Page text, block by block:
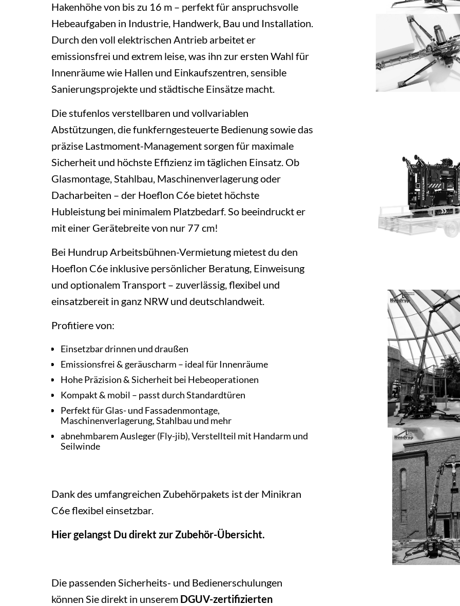
Hakenhöhe von bis zu 16 m – perfekt für anspruchsvolle
Hebeaufgaben in Industrie, Handwerk, Bau und Installation.
Durch den voll elektrischen Antrieb arbeitet er
emissionsfrei und extrem leise, was ihn zur ersten Wahl für
Innenräume wie Hallen und Einkaufszentren, sensible
Sanierungsprojekte und städtische Einsätze macht.
Die stufenlos verstellbaren und vollvariablen
Abstützungen, die funkferngesteuerte Bedienung sowie das
präzise Lastmoment-Management sorgen für maximale
Sicherheit und höchste Effizienz im täglichen Einsatz. Ob
Glasmontage, Stahlbau, Maschinenverlagerung oder
Dacharbeiten – der Hoeflon C6e bietet höchste
Hubleistung bei minimalem Platzbedarf. So beeindruckt er
mit einer Gerätebreite von nur 77 cm!
Bei Hundrup Arbeitsbühnen-Vermietung mietest du den
Hoeflon C6e inklusive persönlicher Beratung, Einweisung
und optionalem Transport – zuverlässig, flexibel und
einsatzbereit in ganz NRW und deutschlandweit.
Profitiere von:
Einsetzbar drinnen und draußen
Emissionsfrei & geräuscharm – ideal für Innenräume
Hohe Präzision & Sicherheit bei Hebeoperationen
Kompakt & mobil – passt durch Standardtüren
Perfekt für Glas- und Fassadenmontage,
Maschinenverlagerung, Stahlbau und mehr
abnehmbarem Ausleger (Fly-jib), Verstellteil mit Handarm und
Seilwinde
Dank des umfangreichen Zubehörpakets ist der Minikran
C6e flexibel einsetzbar.
Hier gelangst Du direkt zur Zubehör-Übersicht.
Die passenden Sicherheits- und Bedienerschulungen
können Sie direkt in unserem DGUV-zertifizierten